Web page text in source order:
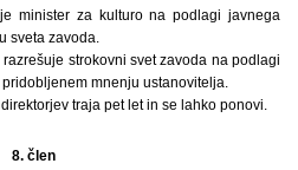
minister za kulturo na podlagi javnega
sveta zavoda.
strokovni svet zavoda na podlagi
mnenju ustanovitelja.
traja pet let in se lahko ponovi.
8. člen